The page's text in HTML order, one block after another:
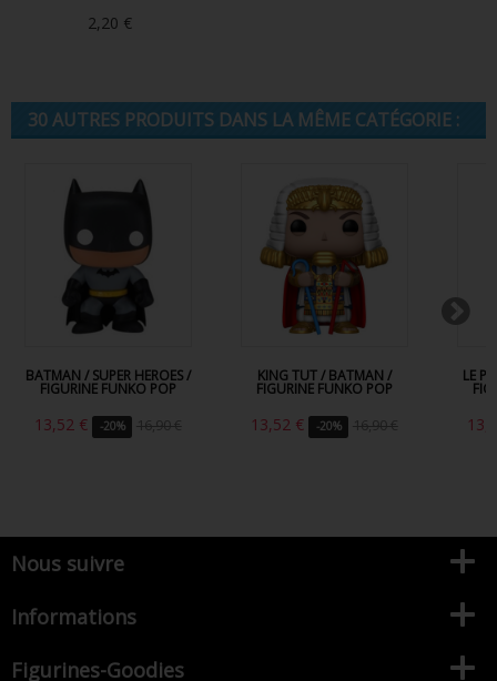
2,20 €
30 AUTRES PRODUITS DANS LA MÊME CATÉGORIE :
BATMAN / SUPER HEROES /
FIGURINE FUNKO POP
13,52 € -20% 16,90 €
KING TUT / BATMAN /
FIGURINE FUNKO POP
13,52 € -20% 16,90 €
LE
Nous suivre
Informations
Figurines-Goodies